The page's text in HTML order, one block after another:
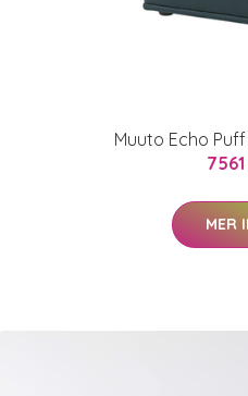
Muuto Echo
7561
MER